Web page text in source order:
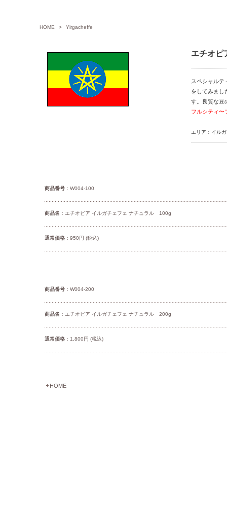
HOME > Yirgacheffe
エチオピ
スペシャルテ
をしてみまし
す。良質な豆
フルシティ〜
エリア：イル
商品番号：W004-100
商品名 ：エチオピア イルガチェフェ ナチュラル 100g
通常価格：950円 (税込)
商品番号：W004-200
商品名 ：エチオピア イルガチェフェ ナチュラル 200g
通常価格：1,800円 (税込)
HOME